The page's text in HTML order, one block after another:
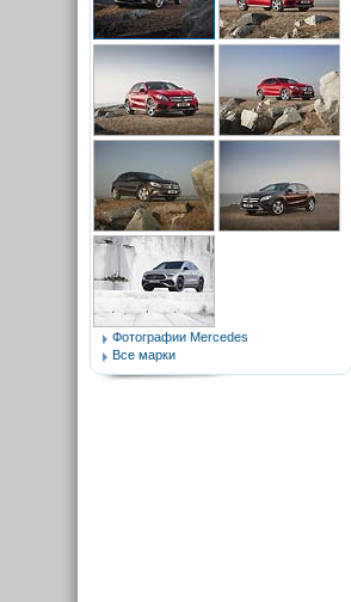
Фотографии Mercedes
Все марки